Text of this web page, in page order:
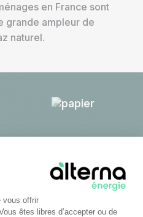
en France sont
grande ampleur de
naturel.
0 coupure, 0
papier, on
s'occupe de tout
du
vous offrir
êtes libres d’accepter ou de